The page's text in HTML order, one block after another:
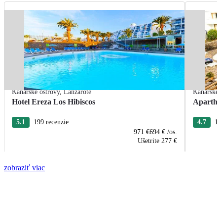
Kanárske ostrovy,Lanzarote
Hotel Ereza Los Hibiscos
5.1
199 recenzie
971 €694 € /os.
Ušetrite 277 €
Kanárske
4.7
zobraziť viac